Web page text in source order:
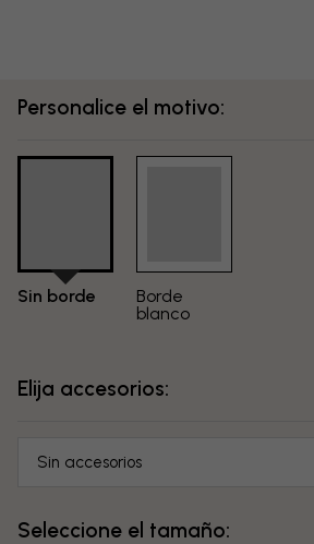
Personalice el motivo:
Sin borde
Borde
blanco
Elija accesorios:
Sin accesorios
Seleccione el tamaño: